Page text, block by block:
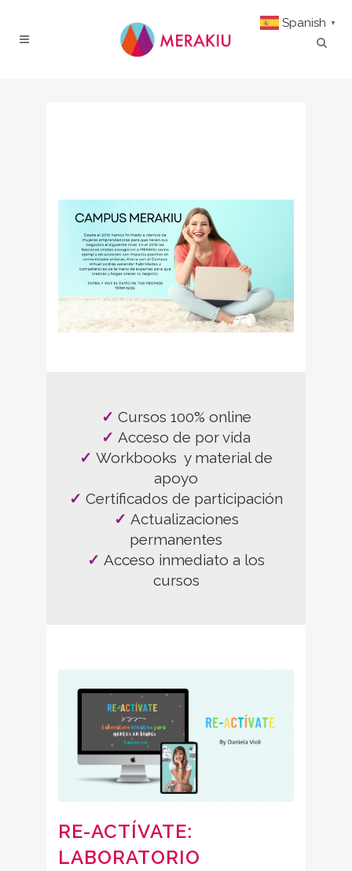
✓ Cursos 100% online
✓ Acceso de por vida
✓ Workbooks y material de
apoyo
✓ Certificados de participación
✓ Actualizaciones
permanentes
✓ Acceso inmediato a los
cursos
RE-ACTÍVATE:
LABORATORIO
Spanish ▼